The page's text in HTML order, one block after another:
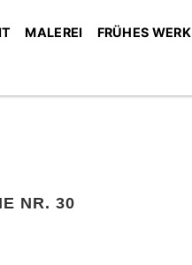
MALEREI FRÜHES WERK
NR. 30